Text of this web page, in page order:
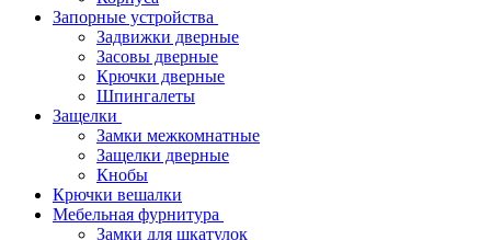
Запорные устройства
Задвижки дверные
Засовы дверные
Крючки дверные
Шпингалеты
Защелки
Замки межкомнатные
Защелки дверные
Кнобы
Крючки вешалки
Мебельная фурнитура
Замки для шкатулок